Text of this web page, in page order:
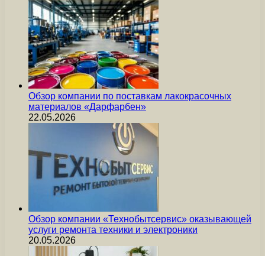
Обзор компании по поставкам лакокрасочных
материалов «Дарфарбен»
22.05.2026
Обзор компании «Технобытсервис» оказывающей
услуги ремонта техники и электроники
20.05.2026